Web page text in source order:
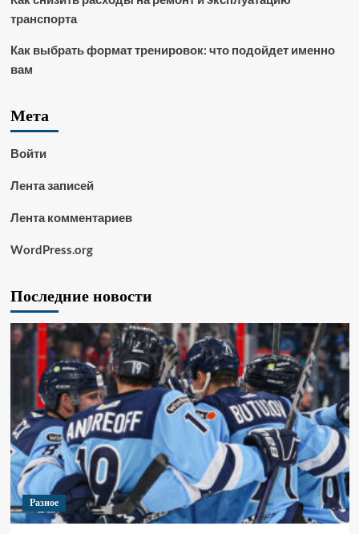
транспорта
Как выбрать формат тренировок: что подойдет именно
вам
Мета
Войти
Лента записей
Лента комментариев
WordPress.org
Последние новости
Разное